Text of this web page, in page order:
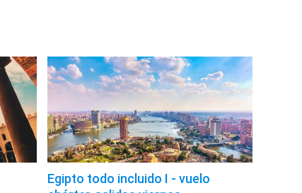
Egipto todo incluido I - vuelo